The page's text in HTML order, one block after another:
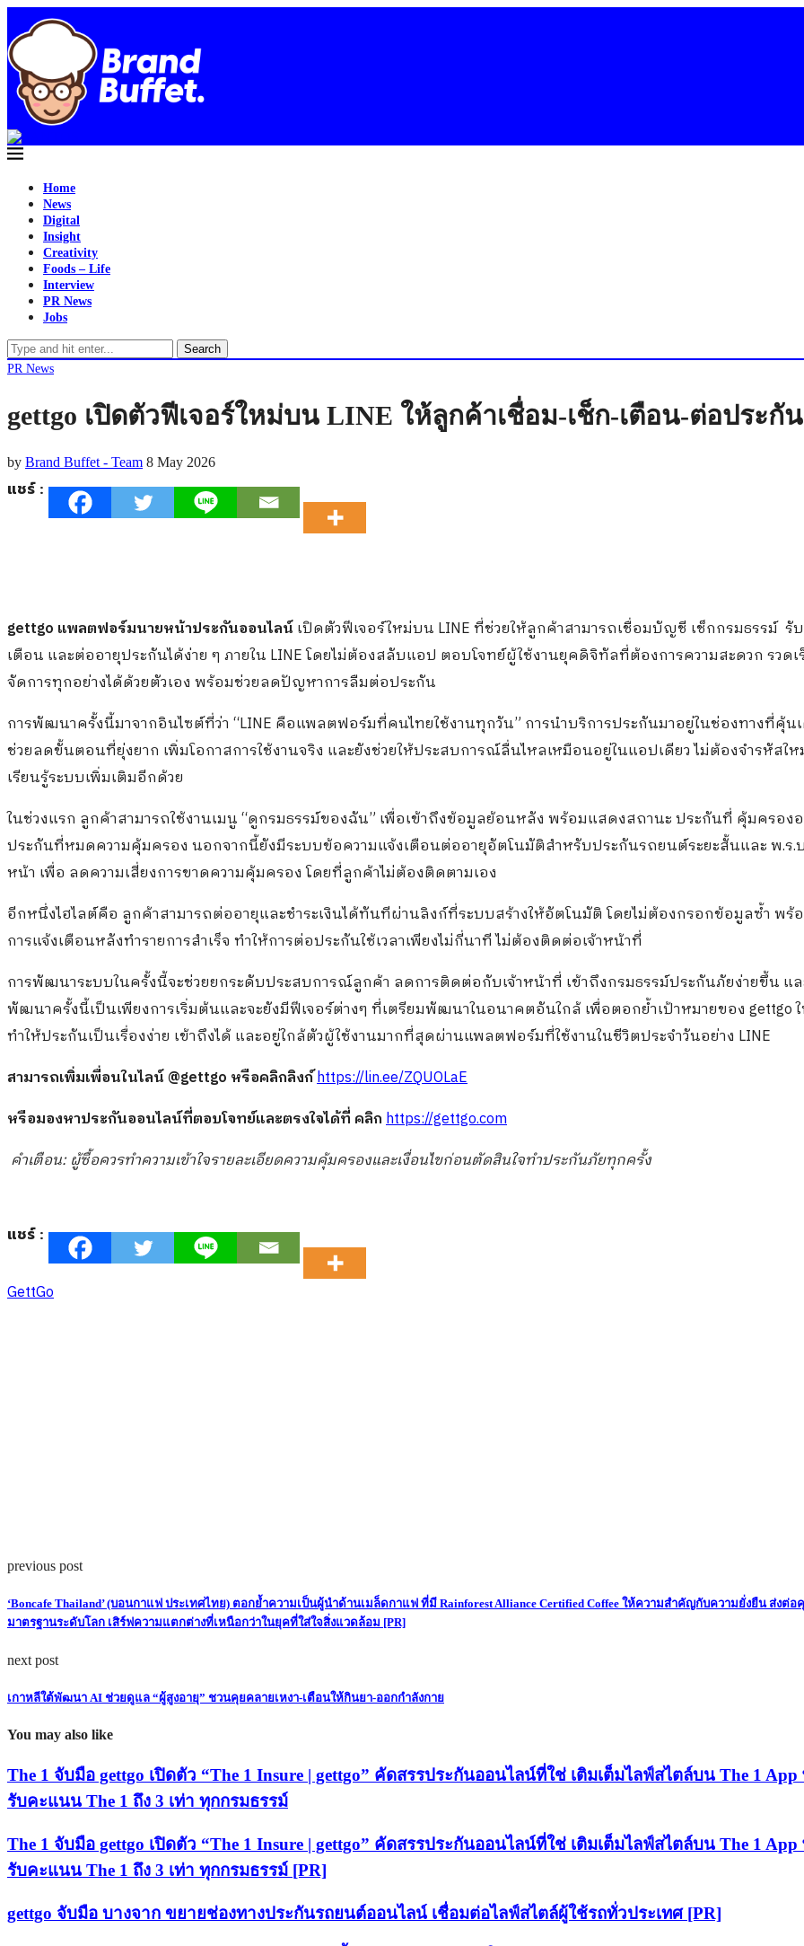
Home
News
Digital
Insight
Creativity
Foods – Life
Interview
PR News
Jobs
Search
PR News
gettgo เปิดตัวฟีเจอร์ใหม่บน LINE ให้ลูกค้าเชื่อม-เช็ก-เตือน-ต่อประ
by Brand Buffet - Team 8 May 2026
แชร์ :
gettgo แพลตฟอร์มนายหน้าประกันออนไลน์เปิดตัวฟีเจอร์ใหม่บน LINE ที่ช่วยให้ลูกค้าสามารถเชื่อมบัญชี เช็กกรมธรรม์ รั
เตือน และต่ออายุประกันได้ง่าย ๆ ภายใน LINE โดยไม่ต้องสลับแอป ตอบโจทย์ผู้ใช้งานยุคดิจิทัลที่ต้องการความสะดวก รวดเ
จัดการทุกอย่างได้ด้วยตัวเอง พร้อมช่วยลดปัญหาการลืมต่อประกัน
การพัฒนาครั้งนี้มาจากอินไซต์ที่ว่า “LINE คือแพลตฟอร์มที่คนไทยใช้งานทุกวัน” การนำบริการประกันมาอยู่ในช่องทางที่คุ้น
ช่วยลดขั้นตอนที่ยุ่งยาก เพิ่มโอกาสการใช้งานจริง และยังช่วยให้ประสบการณ์ลื่นไหลเหมือนอยู่ในแอปเดียว ไม่ต้องจำรหัสใ
เรียนรู้ระบบเพิ่มเติมอีกด้วย
ในช่วงแรก ลูกค้าสามารถใช้งานเมนู “ดูกรมธรรม์ของฉัน” เพื่อเข้าถึงข้อมูลย้อนหลัง พร้อมแสดงสถานะ ประกันที่ คุ้มครอง
ประกันที่หมดความคุ้มครอง นอกจากนี้ยังมีระบบข้อความแจ้งเตือนต่ออายุอัตโนมัติสำหรับประกันรถยนต์ระยะสั้นและ พ.ร.
หน้า เพื่อ ลดความเสี่ยงการขาดความคุ้มครอง โดยที่ลูกค้าไม่ต้องติดตามเอง
อีกหนึ่งไฮไลต์คือ ลูกค้าสามารถต่ออายุและชำระเงินได้ทันทีผ่านลิงก์ที่ระบบสร้างให้อัตโนมัติ โดยไม่ต้องกรอกข้อมูลซ้ำ พร้
การแจ้งเตือนหลังทำรายการสำเร็จ ทำให้การต่อประกันใช้เวลาเพียงไม่กี่นาที ไม่ต้องติดต่อเจ้าหน้าที่
การพัฒนาระบบในครั้งนี้จะช่วยยกระดับประสบการณ์ลูกค้า ลดการติดต่อกับเจ้าหน้าที่ เข้าถึงกรมธรรม์ประกันภัยง่ายขึ้น แล
พัฒนาครั้งนี้เป็นเพียงการเริ่มต้นและจะยังมีฟีเจอร์ต่างๆ ที่เตรียมพัฒนาในอนาคตอันใกล้ เพื่อตอกย้ำเป้าหมายของ gettgo
ทำให้ประกันเป็นเรื่องง่าย เข้าถึงได้ และอยู่ใกล้ตัวผู้ใช้งานมากที่สุดผ่านแพลตฟอร์มที่ใช้งานในชีวิตประจำวันอย่าง LINE
สามารถเพิ่มเพื่อนในไลน์ @gettgo หรือคลิกลิงก์https://lin.ee/ZQUOLaE
หรือมองหาประกันออนไลน์ที่ตอบโจทย์และตรงใจได้ที่ คลิกhttps://gettgo.com
คำเตือน: ผู้ซื้อควรทำความเข้าใจรายละเอียดความคุ้มครองและเงื่อนไขก่อนตัดสินใจทำประกันภัยทุกครั้ง
แชร์ :
GettGo
previous post
‘Boncafe Thailand’ (บอนกาแฟ ประเทศไทย) ตอกย้ำความเป็นผู้นำด้านเมล็ดกาแฟ ที่มี Rainforest Alliance Certified Coffee ให้ความสำคัญกับความยั่งยืน ส่งต่
มาตรฐานระดับโลก เสิร์ฟความแตกต่างที่เหนือกว่าในยุคที่ใส่ใจสิ่งแวดล้อม [PR]
next post
เกาหลีใต้พัฒนา AI ช่วยดูแล “ผู้สูงอายุ” ชวนคุยคลายเหงา-เตือนให้กินยา-ออกกำลังกาย
You may also like
The 1 จับมือ gettgo เปิดตัว “The 1 Insure | gettgo” คัดสรรประกันออนไลน์ที่ใช่ เติมเต็มไลฟ์สไตล์บน The 1 App
รับคะแนน The 1 ถึง 3 เท่า ทุกกรมธรรม์
The 1 จับมือ gettgo เปิดตัว “The 1 Insure | gettgo” คัดสรรประกันออนไลน์ที่ใช่ เติมเต็มไลฟ์สไตล์บน The 1 App
รับคะแนน The 1 ถึง 3 เท่า ทุกกรมธรรม์ [PR]
gettgo จับมือ บางจาก ขยายช่องทางประกันรถยนต์ออนไลน์ เชื่อมต่อไลฟ์สไตล์ผู้ใช้รถทั่วประเทศ [PR]